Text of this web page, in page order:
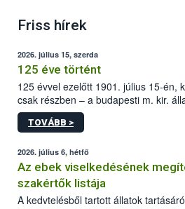
Friss hírek
2026. július 15, szerda
125 éve történt
125 évvel ezelőtt 1901. július 15-én,
csak részben – a budapesti m. kir.
állomás a Kis Rókus utca 15. szám
tervezett új épületébe.
TOVÁBB >
2026. július 6, hétfő
Az ebek viselkedésének
szakértők listája
A kedvtelésből tartott állatok